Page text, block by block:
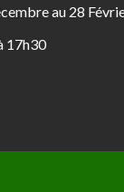
au 28
17h30